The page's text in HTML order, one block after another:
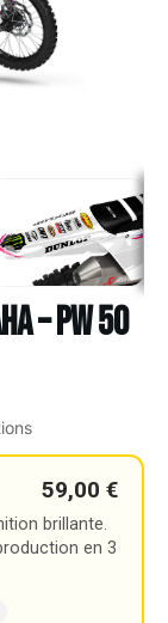
– PW 50
59,00 €
brillante.
en 3